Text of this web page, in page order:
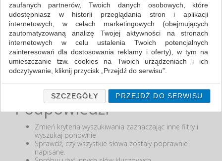
MIN:
MAX:
ODZNACZ
Nie odnaleziono produktów wg przyjętych kryteriów
lub podana fraza "" nie została odnaleziona.
Podpowiedzi
Zmień kryteria wyszukiwania zaznaczając inne filtry i
wyszukaj ponownie
Sprawdź, czy wszystkie słowa zostały poprawnie
napisane.
zaufanych partnerów, Twoich danych osobowych, które
udostępniasz w historii przeglądania stron i aplikacji
internetowych, w celach marketingowych (obejmujących
zautomatyzowaną analizę Twojej aktywności na stronach
internetowych w celu ustalenia Twoich potencjalnych
zainteresowań dla dostosowania reklamy i oferty), w tym na
umieszczanie tzw. cookies na Twoich urządzeniach i ich
odczytywanie, kliknij przycisk „Przejdź do serwisu”.
Jeśli nie chcesz wyrazić zgody lub ograniczyć jej zakres, kliknij
„Szczegóły”, gdzie znajdziesz wszelkie informacje o tym jak to
zrobić . Te same informacje znajdziesz także na podstronie z
naszą polityką prywatności obowiązującą od 25 maja 2018.
W przypadku użytkowników zalogowanych, ważna jest Państwa
wcześniejsza zgoda której udzieliliście podczas zakładania
konta. Każda Państwa zgoda jest dobrowolna i można ją w
dowolnym momencie wycofać.
SZCZEGÓŁY PRZEJDŹ DO SERWISU